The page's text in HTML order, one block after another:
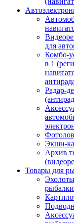
для
Комбо-
в 1
Радар-
Экшн-
Архив
Товары для
рыбалки